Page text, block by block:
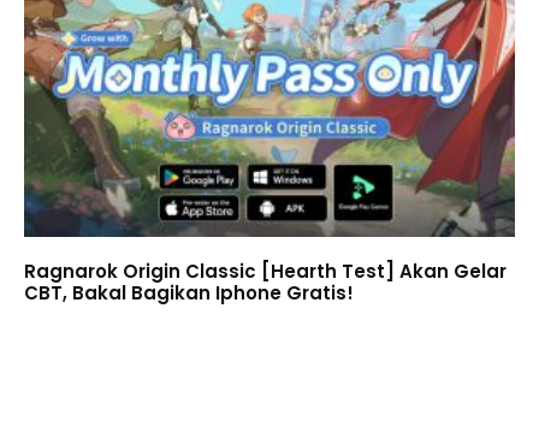
Ragnarok Origin Classic [Hearth Test] Akan Gelar
CBT, Bakal Bagikan Iphone Gratis!